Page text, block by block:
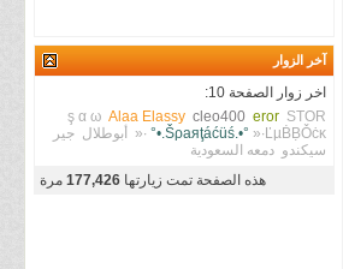
آخر الزوار
اخر زوار الصفحة 10:
ş α ω Alaa Elassy cleo400 eror STOR
°•.Šρaяţáćüś.•° »∙ĽµḂḄǑċĸ∙« أبوطلال جير
سيكندو دمعه السعودية
هذه الصفحة تمت زيارتها 177,426 مرة